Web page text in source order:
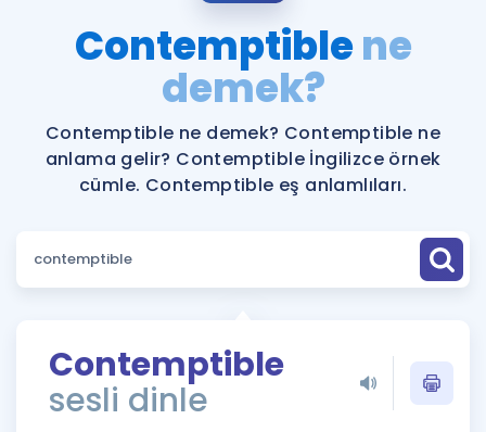
Şifremi Hatırlamıyorum
Katılımcı Görüşleri
Faydalı Araçlar
Ücretsiz Kaynaklar
Puan Hesaplama
ÖSYM Sınav Takvimi
Kampanyalar
İngilizce Gramer
Contemptiblene
demek?
Contemptible ne demek? Contemptible ne
anlama gelir? Contemptible İngilizce örnek
cümle. Contemptible eş anlamlıları.
Contemptible
sesli dinle